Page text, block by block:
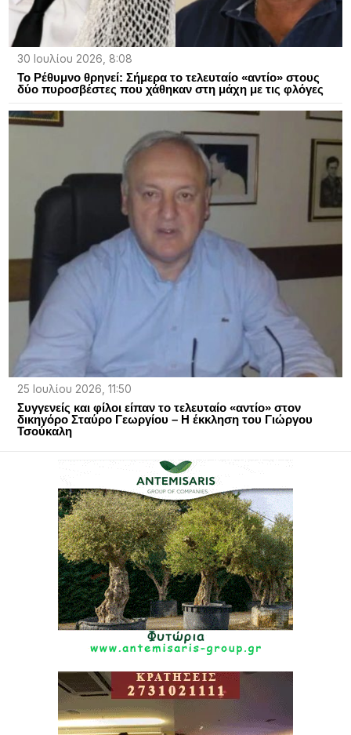
30 Ιουλίου 2026, 8:08
Το Ρέθυμνο θρηνεί: Σήμερα το τελευταίο «αντίο» στους
δύο πυροσβέστες που χάθηκαν στη μάχη με τις φλόγες
25 Ιουλίου 2026, 11:50
Συγγενείς και φίλοι είπαν το τελευταίο «αντίο» στον
δικηγόρο Σταύρο Γεωργίου – Η έκκληση του Γιώργου
Τσούκαλη